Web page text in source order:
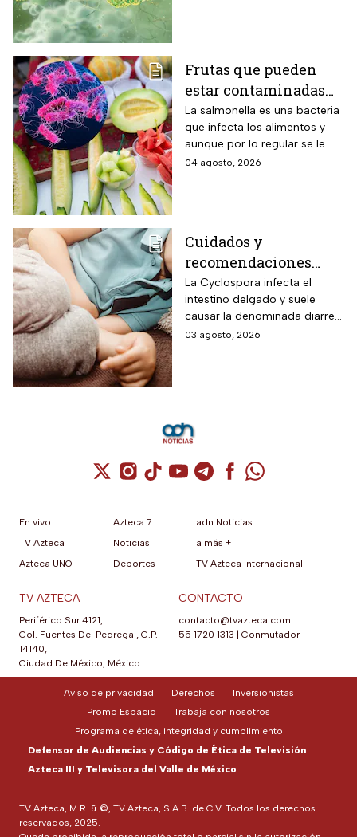
Frutas que pueden
estar contaminadas
de salmonella y cómo
protegerte del
contagio
La salmonella es una bacteria
que infecta los alimentos y
aunque por lo regular se le
relaciona con el huevo,
04 agosto, 2026
Cuidados y
recomendaciones
para niños ante los
riesgos por cyclospora
La Cyclospora infecta el
intestino delgado y suele
causar la denominada diarrea
explosiva, de acuerdo con
03 agosto, 2026
Cuenta de X / Twitter (se abre en una
Cuenta de Instagram (se abre en una
Cuenta de TikTok (se abre en
Cuenta de YouTube (se abre
Cuenta de Telegram (se
Cuenta de
Cuenta de
En vivo
TV Azteca
Azteca UNO
Azteca 7
Noticias
Deportes
adn Noticias
a más +
TV Azteca Internacional
TV AZTECA
Periférico Sur 4121,
Col. Fuentes Del Pedregal, C.P.
14140,
Ciudad De México, México.
CONTACTO
contacto@tvazteca.com
55 1720 1313
Conmutador
TV Azteca, M.R. & ©, TV Azteca, S.A.B. de C.V. Todos los derechos
reservados, 2025.
Aviso de privacidad Derechos
Inversionistas
Promo Espacio
Trabaja con nosotros
Programa de ética, integridad y cumplimiento
Defensor de Audiencias y Código de Ética de Televisión
Azteca III y Televisora del Valle de México